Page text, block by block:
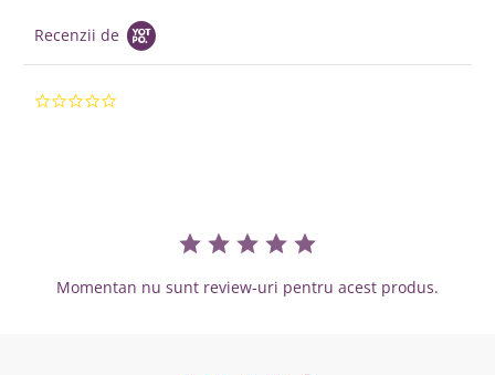
Recenzii de
Momentan nu sunt review-uri pentru acest produs.